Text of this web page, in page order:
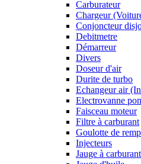
Carburateur
Chargeur
Conjoncteur
Debitmetre
Démarreur
Divers
Doseur d'air
Durite de turbo
Echangeur air
Electrovanne
Faisceau moteur
Filtre à carburant
Goulotte de
Injecteurs
Jauge à carburant